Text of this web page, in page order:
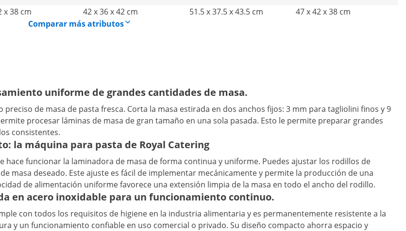
x 38 cm 42 x 36 x 42 cm 51.5 x 37.5 x 43.5 cm
47 x 42 x 38 cm
Comparar más atributos
uniforme de grandes cantidades de masa.
de masa de pasta fresca. Corta la masa estirada en dos anchos fijos: 3 mm para tagliolini finos y 9
procesar láminas de masa de gran tamaño en una sola pasada. Esto le permite preparar grandes
consistentes.
la máquina para pasta de Royal Catering
funcionar la laminadora de masa de forma continua y uniforme. Puedes ajustar los rodillos de
masa deseado. Este ajuste es fácil de implementar mecánicamente y permite la producción de una
de alimentación uniforme favorece una extensión limpia de la masa en todo el ancho del rodillo.
en acero inoxidable para un funcionamiento continuo.
con todos los requisitos de higiene en la industria alimentaria y es permanentemente resistente a la
y un funcionamiento confiable en uso comercial o privado. Su diseño compacto ahorra espacio y